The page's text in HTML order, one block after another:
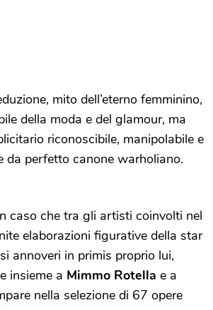
mito dell’eterno femminino,
della moda e del glamour, ma
riconoscibile, manipolabile e
da perfetto canone warholiano.
caso che tra gli artisti coinvolti nel
elaborazioni figurative della star
annoveri in primis proprio lui,
insieme a Mimmo Rotella e a
nella selezione di 67 opere